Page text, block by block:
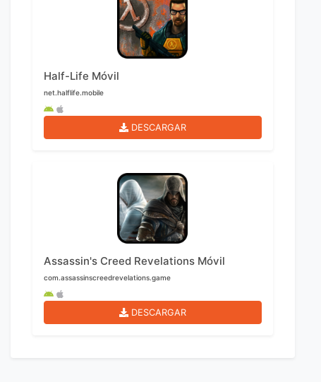
Half-Life Móvil
net.halflife.mobile
DESCARGAR
Assassin's Creed Revelations Móvil
com.assassinscreedrevelations.game
DESCARGAR